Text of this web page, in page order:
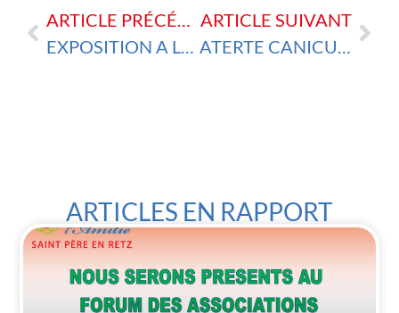
ARTICLE PRÉCÉDENT ARTICLE SUIVANT
ARTICLES EN RAPPORT